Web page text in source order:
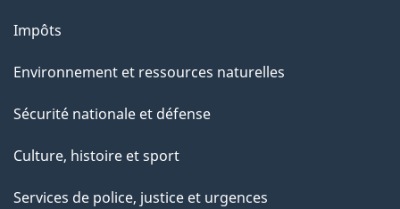
Impôts
Environnement et ressources naturelles
Sécurité nationale et défense
Culture, histoire et sport
Services de police, justice et urgences